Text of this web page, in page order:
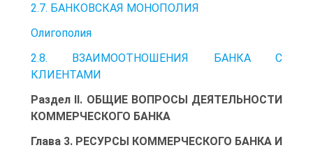
2.7. БАНКОВСКАЯ МОНОПОЛИЯ
Олигополия
2.8. ВЗАИМООТНОШЕНИЯ БАНКА С
КЛИЕНТАМИ
Раздел II. ОБЩИЕ ВОПРОСЫ ДЕЯТЕЛЬНОСТИ
КОММЕРЧЕСКОГО БАНКА
Глава 3. РЕСУРСЫ КОММЕРЧЕСКОГО БАНКА И